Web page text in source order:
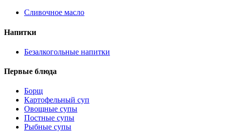
Сливочное масло
Напитки
Безалкогольные напитки
Первые блюда
Борщ
Картофельный суп
Овощные супы
Постные супы
Рыбные супы